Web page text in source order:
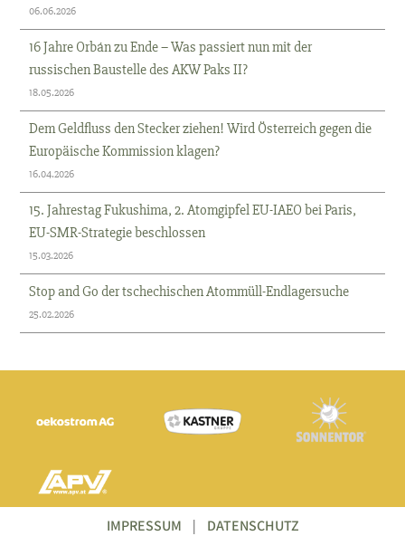
06.06.2026
16 Jahre Orbán zu Ende – Was passiert nun mit der
russischen Baustelle des AKW Paks II?
18.05.2026
Dem Geldfluss den Stecker ziehen! Wird Österreich gegen die
Europäische Kommission klagen?
16.04.2026
15. Jahrestag Fukushima, 2. Atomgipfel EU-IAEO bei Paris,
EU-SMR-Strategie beschlossen
15.03.2026
Stop and Go der tschechischen Atommüll-Endlagersuche
25.02.2026
IMPRESSUM | DATENSCHUTZ